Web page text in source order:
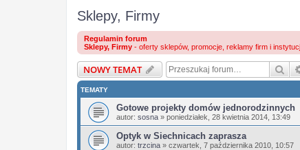
Sklepy, Firmy
Regulamin forum
Sklepy, Firmy - oferty sklepów, promocje, reklamy firm i
NOWY TEMAT
TEMATY
Gotowe projekty domów jednorodzinnych
autor: sosna » poniedziałek, 28 kwietnia 2014, 13:49
Optyk w Siechnicach zaprasza
autor: trzcina » czwartek, 7 października 2010, 10:57